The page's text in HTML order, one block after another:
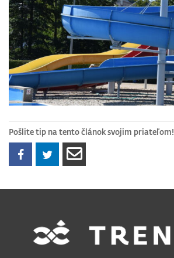
Pošlite tip na tento článok svojim priateľom!